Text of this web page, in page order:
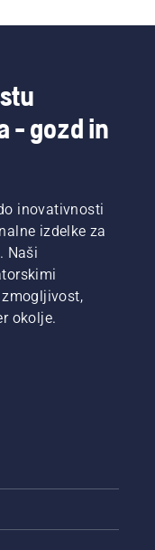
se
se
- gozd in
inovativnosti
izdelke za
Naši
okolje.